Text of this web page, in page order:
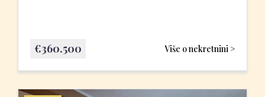
Više o nekretnini >
€360.500